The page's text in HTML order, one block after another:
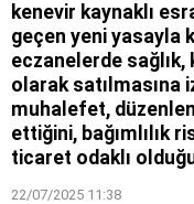
kenevir kaynaklı
geçen yeni yasayla
eczanelerde sağlık,
olarak satılmasına
muhalefet,
ettiğini, bağımlılık
ticaret odaklı
22/07/2025 11:38